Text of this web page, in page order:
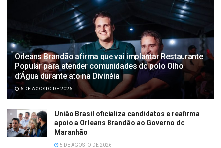
Orleans Brandão afirma que vai implantar Restaurante
Popular para atender comunidades do polo Olho
d’Água durante ato na Divinéia
6 DE AGOSTO DE 2026
União Brasil oficializa candidatos e reafirma
apoio a Orleans Brandão ao Governo do
Maranhão
5 DE AGOSTO DE 2026